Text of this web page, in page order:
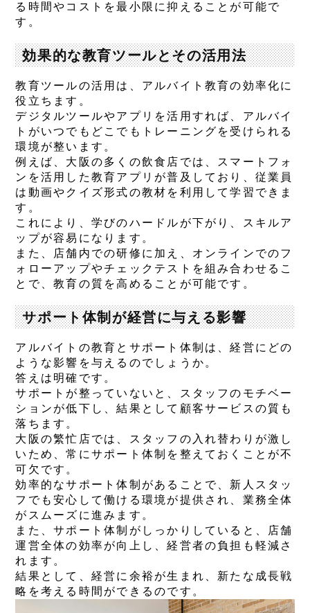
る時間やコストを最小限に抑えることが可能で
す。
効果的な教育ツールとその活用法
教育ツールの活用は、アルバイト教育の効率化に
役立ちます。
デジタルツールやアプリを活用すれば、アルバイ
トがいつでもどこでもトレーニングを受けられる
環境が整います。
例えば、大阪の多くの飲食店では、スマートフォ
ンを活用した教育アプリが普及しており、従業員
は動画やクイズ形式の教材を利用して学習できま
す。
これにより、学びのハードルが下がり、スキルア
ップが容易になります。
また、店舗内での研修に加え、オンラインでのフ
ォローアップやチェックテストを組み合わせるこ
とで、教育の質を高めることが可能です。
サポート体制が経営に与える影響
アルバイトの教育とサポート体制は、経営にどの
ような影響を与えるのでしょうか。
答えは明確です。
サポートが整っていないと、スタッフのモチベー
ションが低下し、結果として顧客サービスの質も
落ちます。
大阪の繁忙店では、スタッフの入れ替わりが激し
いため、常にサポート体制を整えておくことが不
可欠です。
効率的なサポート体制があることで、新人スタッ
フでも安心して働ける環境が提供され、業務全体
がスムーズに進みます。
また、サポート体制がしっかりしていると、店舗
運営全体の効率が向上し、経営者の負担も軽減さ
れます。
結果として、経営に余裕が生まれ、新たな成長戦
略を考える時間ができるのです。